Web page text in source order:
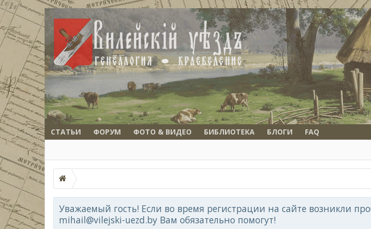
СТАТЬИ ФОРУМ ФОТО & ВИДЕО БИБЛИОТЕКА БЛОГИ FAQ
Уважаемый гость! Если во время регистрации на сайте возникли
mihail@vilejski-uezd.by Вам обязательно помогут!